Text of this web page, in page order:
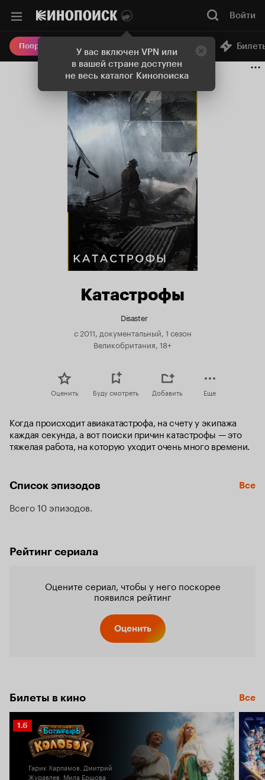
У вас включен VPN или
в вашей стране доступен
не весь каталог Кинопоиска
Войти
Попробовать Плюс Онлайн-кинотеатр
Катастрофы
Disaster
с 2011, документальный, 1 сезон
Великобритания, 18+
Оценить Буду смотреть Добавить Еще
Когда происходит авиакатастрофа, на счету у экипажа
каждая секунда, а вот поиски причин катастрофы — это
тяжелая работа, на которую уходит очень много времени.
Список эпизодов Все
Всего 10 эпизодов
Рейтинг сериала
Оцените сериал, чтобы у него поскорее
появился рейтинг
Оценить
Билеты в кино Все
Рейтинг
Кинопоиска
1.6
Гарик Харламов, Дмитрий
Журавлев, Мила Ершова